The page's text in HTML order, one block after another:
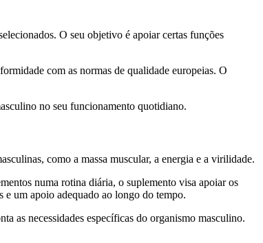
O seu objetivo é apoiar certas funções
com as normas de qualidade europeias. O
no seu funcionamento quotidiano.
como a massa muscular, a energia e a virilidade.
numa rotina diária, o suplemento visa apoiar os
um apoio adequado ao longo do tempo.
as necessidades específicas do organismo masculino.